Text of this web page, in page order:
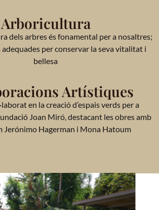
Arboricultura
dels arbres és fonamental per a nosaltres;
per conservar la seva vitalitat i
bellesa
Artístiques
en la creació d’espais verds per a
Joan Miró, destacant les obres amb
Jerónimo Hagerman i Mona Hatoum